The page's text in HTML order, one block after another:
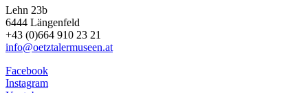
Lehn 23b
6444 Längenfeld
+43 (0)664 910 23 21
info@oetztalermuseen.at
Facebook
Instagram